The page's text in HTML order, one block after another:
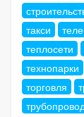
такси
теплосети
технопарки
торговля